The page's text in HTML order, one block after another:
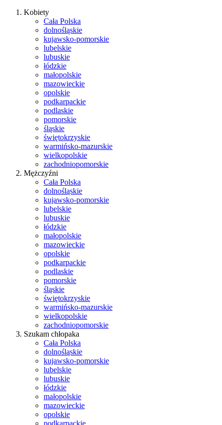
Kobiety
Cała Polska
dolnośląskie
kujawsko-pomorskie
lubelskie
lubuskie
łódzkie
małopolskie
mazowieckie
opolskie
podkarpackie
podlaskie
pomorskie
śląskie
świętokrzyskie
warmińsko-mazurskie
wielkopolskie
zachodniopomorskie
Mężczyźni
Cała Polska
dolnośląskie
kujawsko-pomorskie
lubelskie
lubuskie
łódzkie
małopolskie
mazowieckie
opolskie
podkarpackie
podlaskie
pomorskie
śląskie
świętokrzyskie
warmińsko-mazurskie
wielkopolskie
zachodniopomorskie
Szukam chłopaka
Cała Polska
dolnośląskie
kujawsko-pomorskie
lubelskie
lubuskie
łódzkie
małopolskie
mazowieckie
opolskie
podkarpackie